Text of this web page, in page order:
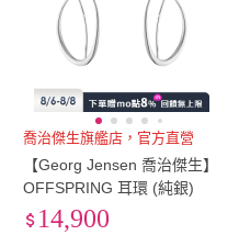
喬治傑生旗艦店，官方直營
【Georg Jensen 喬治傑生】
OFFSPRING 耳環 (純銀)
14,900